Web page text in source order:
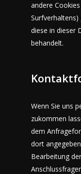
andere
diese in dieser
behandelt.
Wenn Sie uns
zukommen
dem
dort
Bearbeitung